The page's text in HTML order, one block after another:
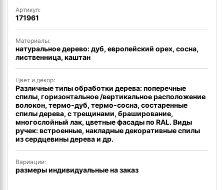
Артикул:
171961
Материалы:
натуральное дерево: дуб, европейский орех, сосна,
лиственница, каштан
Цвет и декор:
Различные типы обработки дерева: поперечные
спилы, горизонтальное /вертикальное расположение
волокон, термо-дуб, термо-сосна, состаренные
спилы дерева, с трещинами, браширование,
многослойный лак, цветные фасады по RAL. Виды
ручек: встроенные, накладные декоративные спилы
из сердцевины дерева и др.
Вариации:
размеры индивидуальные на заказ